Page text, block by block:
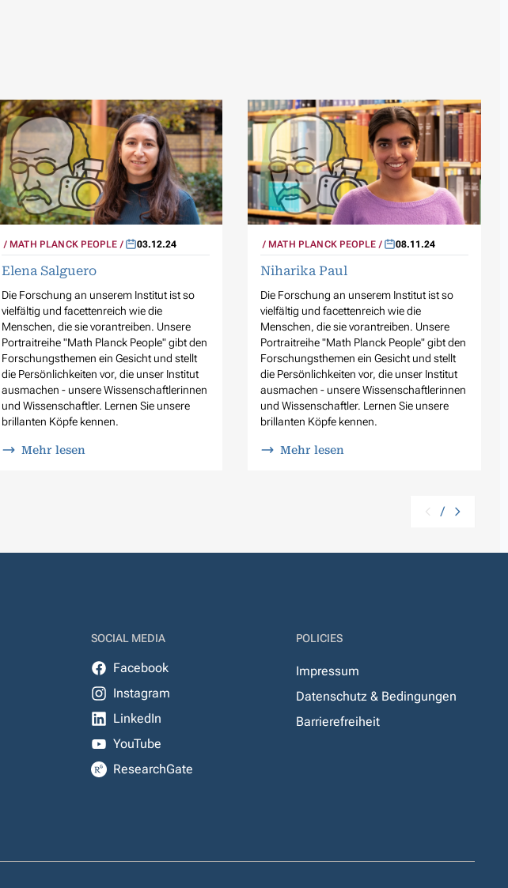
MATH PLANCK PEOPLE 03.12.24
Elena Salguero
Die Forschung an unserem Institut ist so
vielfältig und facettenreich wie die
Menschen, die sie vorantreiben. Unsere
Portraitreihe "Math Planck People" gibt den
Forschungsthemen ein Gesicht und stellt
die Persönlichkeiten vor, die unser Institut
ausmachen - unsere Wissenschaftlerinnen
und Wissenschaftler. Lernen Sie unsere
brillanten Köpfe kennen.
Mehr lesen
MATH PLANCK PEOPLE 08.11.24
Niharika Paul
Die Forschung an unserem Institut ist so
vielfältig und facettenreich wie die
Menschen, die sie vorantreiben. Unsere
Portraitreihe "Math Planck People" gibt den
Forschungsthemen ein Gesicht und stellt
die Persönlichkeiten vor, die unser Institut
ausmachen - unsere Wissenschaftlerinnen
und Wissenschaftler. Lernen Sie unsere
brillanten Köpfe kennen.
Mehr lesen
/
SOCIAL MEDIA
Facebook
Instagram
LinkedIn
YouTube
ResearchGate
POLICIES
Impressum
Datenschutz & Bedingungen
Barrierefreiheit